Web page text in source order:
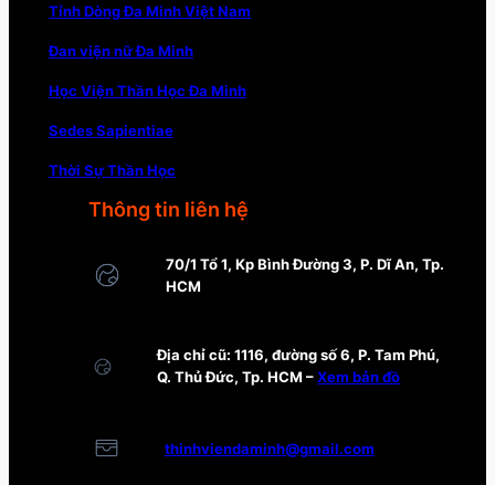
Tỉnh Dòng Đa Minh Việt Nam
Đan viện nữ Đa Minh
Học Viện Thần Học Đa Minh
Sedes Sapientiae
Thời Sự Thần Học
Thông tin liên hệ
70/1 Tổ 1, Kp Bình Đường 3, P. Dĩ An, Tp.
HCM
Địa chỉ cũ: 1116, đường số 6, P. Tam Phú,
Q. Thủ Đức, Tp. HCM –Xem bản đồ
thinhviendaminh@gmail.com